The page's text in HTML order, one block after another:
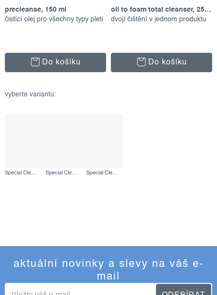
precleanse, 150 ml
čistící olej pro všechny typy pleti
Do košíku
oil to foam total cleanser, 250 ml
dvojí čištění v jednom produktu
Do košíku
Special Cleansing Gel, 50 ml Special Cleansing Gel, 250 ml Special Cleansing Gel, náplň 500 ml
aktuální novinky a slevy na váš e-
mail